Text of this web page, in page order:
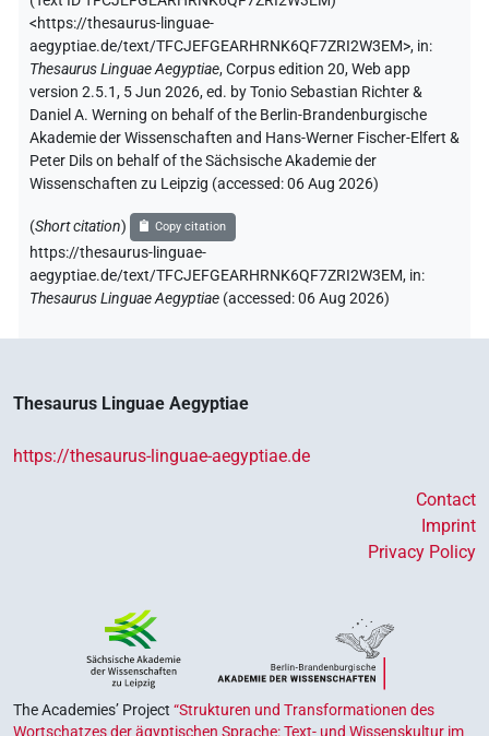
<https://thesaurus-linguae-
aegyptiae.de/text/TFCJEFGEARHRNK6QF7ZRI2W3EM>, in:
Thesaurus Linguae Aegyptiae,Corpus edition 20, Web app
version 2.5.1, 5 Jun 2026, ed. by Tonio Sebastian Richter &
Daniel A. Werning on behalf of the Berlin-Brandenburgische
Akademie der Wissenschaften and Hans-Werner Fischer-Elfert &
Peter Dils on behalf of the Sächsische Akademie der
Wissenschaften zu Leipzig (accessed:06 Aug 2026)
(Short citation) Copy citation
https://thesaurus-linguae-
aegyptiae.de/text/TFCJEFGEARHRNK6QF7ZRI2W3EM, in:
Thesaurus Linguae Aegyptiae (accessed:06 Aug 2026)
Thesaurus Linguae Aegyptiae
https://thesaurus-linguae-aegyptiae.de
Contact
Imprint
Privacy Policy
The Academies’ Project “Strukturen und Transformationen des
Wortschatzes der ägyptischen Sprache: Text- und Wissenskultur im